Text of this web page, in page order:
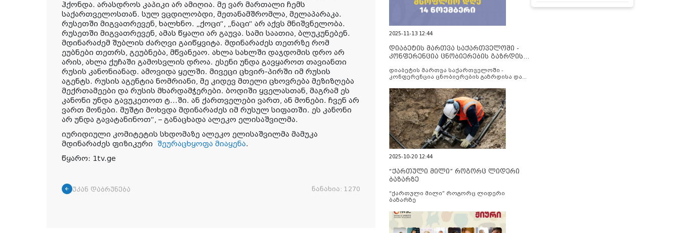
ჰქონდა. არასდროს კაპიკი არ ამიღია. მე ვარ მართალი ჩემს
საქართველოსთან. სულ ვცდილობდი, მეთანამშრომლა, მელაპარაკა.
რუსეთში მიგვათრევენ, ხალხნო. „ქოცი“, „ნაცი“ არ აქვს მნიშვნელობა.
რუსეთში მიგვათრევენ, ამას წყალი არ გაუვა. სამი საათია, ბლუკუნებენ.
მდინარაძემ შუბლის ძარღვი გაიწყვიტა. მდინარაძეს თეთრზე რომ
ეუბნები თეთრს, გეუბნება, მწვანეაო. ახლა სახლში დაჯდომის დრო არ
არის, ახლა ქუჩაში გამოსვლის დროა. ესენი უნდა გავყაროთ თავიანთი
რუსის კანონიანად. ამოვიდა ყელში. მივეცი ცხვირ-პირში იმ რუსის
აგენტს. რუსის აგენტია ნომრიანი, მე კიდევ მთელი ცხოვრება მეზიზღება
მექრთამეები და რუსის მხარდამჭერები. ბოდიში ყველასთან, მაგრამ ეს
კანონი უნდა გავუკეთოთ ტ…ში. ან ქართველები ვართ, ან მონები. ჩვენ არ
ვართ მონები. მუშტი მოხვდა მდინარაძეს იმ რუსულ სიფათში. ეს კანონი
არ უნდა გავატანინოთ“, – განაცხადა ალეკო ელისაშვილმა.
იურიდიული კომიტეტის სხდომაზე ალეკო ელისაშვილმა მამუკა
მდინარაძეს ფიზიკური შეურაცხყოფა მიაყენა.
წყარო: 1tv.ge
უკან დაბრუნება ნანახია: 1270
2025-11-13 12:44
დიაბეტის მართვა საქართველოში -
კონფერენცია ცნობიერების გაზრდისა
დიაბეტის მართვა საქართველოში -
კონფერენცია ცნობიერების გაზრდისა და
2025-10-20 12:44
“ქართული მილი” როგორც ლიდერი
ბაზარზე
“ქართული მილი” როგორც ლიდერი
ბაზარზე